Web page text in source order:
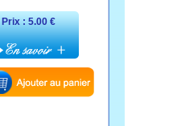
Prix : 5.00 €